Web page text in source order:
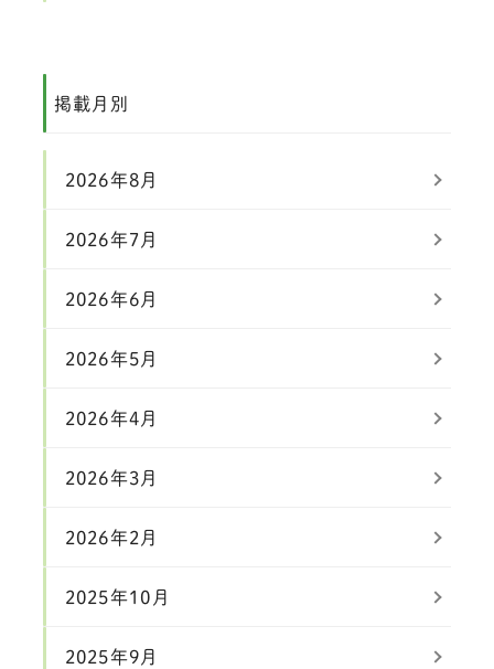
掲載月別
2026年8月
2026年7月
2026年6月
2026年5月
2026年4月
2026年3月
2026年2月
2025年10月
2025年9月